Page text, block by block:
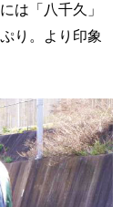
は「八千久」
り。より印象